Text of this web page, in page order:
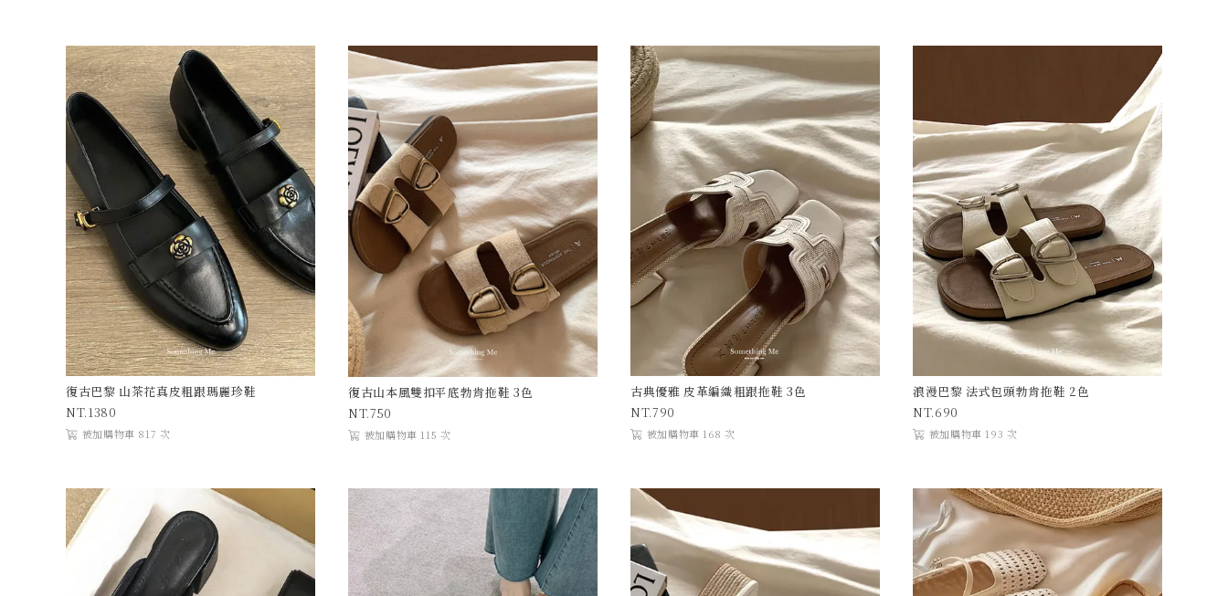
復古巴黎 山茶花真皮粗跟瑪麗珍鞋
1380
被加購物車 817 次
復古山本風雙扣平底勃肯拖鞋 3色
750
被加購物車 115 次
古典優雅 皮革編織粗跟拖鞋 3色
790
被加購物車 168 次
浪漫巴黎 法式包頭勃肯拖鞋 2色
690
被加購物車 193 次